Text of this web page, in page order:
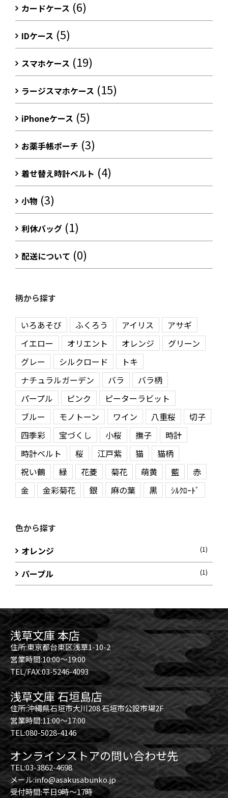
カードケース (6)
IDケース (5)
スマホケース (19)
ラージスマホケース (15)
iPhoneケース (5)
お薬手帳ポーチ (3)
着せ替え時計ベルト (4)
小物 (3)
利休バッグ (1)
配送について (0)
柄から探す
いろあそび ふくろう アイリス
アサギ
イエロー
オリエント オレンジ
グリーン
グレー
シルクロード
トキ
ナチュラルガーデン
バラ
バラ柄
パープル
ピンク
ピーターラビット
ブルー
モノトーン ワイン 八重桜
切子
四季彩
宝づくし 小桜 撫子
時計
時計ベルト
桜 江戸紫 猫
猫柄
祝い鶴
緑 花菱 菊花 萌黄 藍
赤
金
金彩菊花 銀 麻の葉 黒 ｼﾙｸﾛｰﾄﾞ
色から探す
オレンジ
(1)
パープル (1)
浅草文庫 本店
住所:東京都台東区浅草1-10-2
営業時間:10:00～19:00
TEL/FAX:03-5246-4093
浅草文庫 石垣島店
住所:沖縄県石垣市大川208 石垣市公設市場2F
営業時間:11:00～17:00
TEL:080-5028-4146
オンラインストアの問い合わせ先
TEL:03-3862-4698
メール:info@asakusabunko.jp
受付時間:平日9時～17時